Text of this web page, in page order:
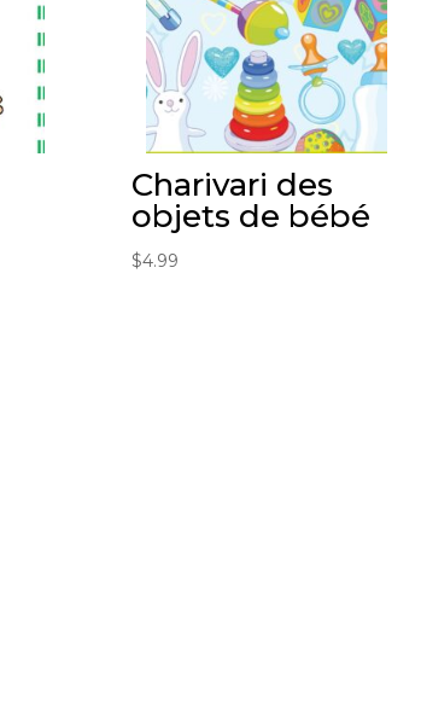
Charivari des
objets de bébé
$4.99